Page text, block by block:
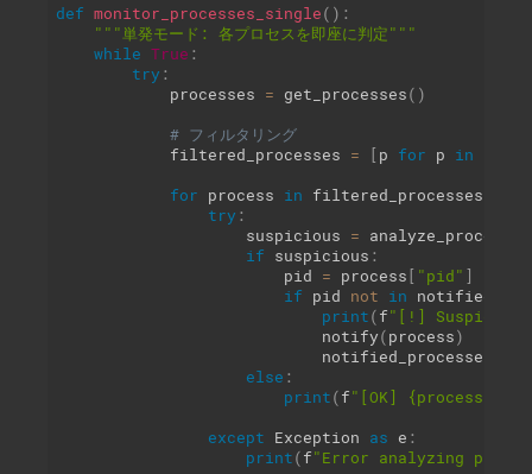
def monitor_processes_single( ) :
"""単発モード: 各プロセスを即座に判定"""
while True :
try :
            processes
= get_processes( )
# フィルタリング
            filtered_processes
= [ p for p in
for process in filtered_processes
try :
                    suspicious
=
if suspicious :
                        pid
= process[ "pid" ]
if pid not in
print(f"[!]
                            notify
(process)
                            notified_processes
else :
print(f"[OK]
except Exception as e :
print(f"Error analyzing